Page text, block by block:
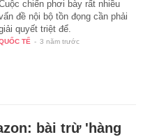
chiến phơi bày rất nhiều
đề nội bộ tồn đọng cần phải
quyết triệt để.
TẾ - 3 năm trước
bài trừ 'hàng